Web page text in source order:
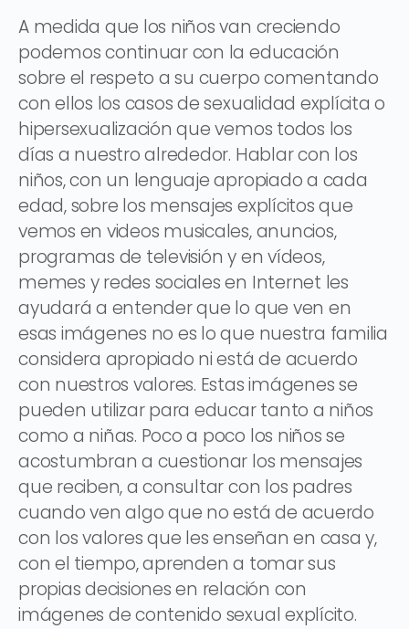
A medida que los niños van creciendo
podemos continuar con la educación
sobre el respeto a su cuerpo comentando
con ellos los casos de sexualidad explícita o
hipersexualización que vemos todos los
días a nuestro alrededor. Hablar con los
niños, con un lenguaje apropiado a cada
edad, sobre los mensajes explícitos que
vemos en videos musicales, anuncios,
programas de televisión y en vídeos,
memes y redes sociales en Internet les
ayudará a entender que lo que ven en
esas imágenes no es lo que nuestra familia
considera apropiado ni está de acuerdo
con nuestros valores. Estas imágenes se
pueden utilizar para educar tanto a niños
como a niñas. Poco a poco los niños se
acostumbran a cuestionar los mensajes
que reciben, a consultar con los padres
cuando ven algo que no está de acuerdo
con los valores que les enseñan en casa y,
con el tiempo, aprenden a tomar sus
propias decisiones en relación con
imágenes de contenido sexual explícito.